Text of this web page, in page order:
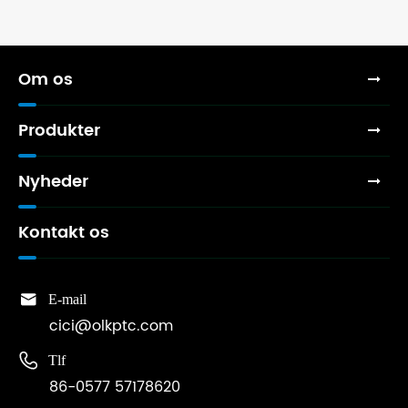
Om os
Produkter
Nyheder
Kontakt os
 E-mail
cici@olkptc.com
 Tlf
86-0577 57178620